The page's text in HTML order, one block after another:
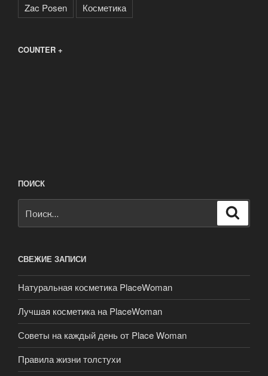
Zac Posen
Косметика
COUNTER +
ПОИСК
СВЕЖИЕ ЗАПИСИ
Натуральная косметика PlaceWoman
Лучшая косметика на PlaceWoman
Советы на каждый день от Place Woman
Правила жизни толстухи